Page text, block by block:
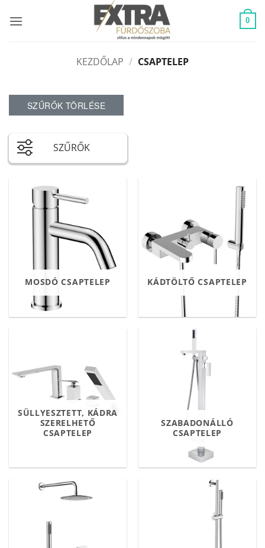
0
KEZDŐLAP / CSAPTELEP
SZŰRŐK TÖRLÉSE
SZŰRŐK
MOSDÓ CSAPTELEP KÁDTÖLTŐ CSAPTELEP
SÜLLYESZTETT, KÁDRA
SZERELHETŐ
CSAPTELEP
SZABADONÁLLÓ
CSAPTELEP